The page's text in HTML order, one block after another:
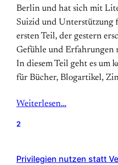
Berlin und hat sich mit
Suizid und Unterstützung
ersten Teil, der gestern
Gefühle und Erfahrungen
In diesem Teil geht es um
für Bücher, Blogartikel,
Weiterlesen…
2
Privilegien nutzen statt